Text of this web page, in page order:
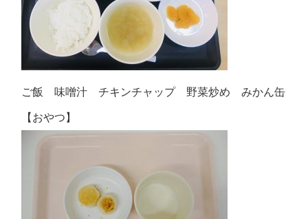
ご飯 味噌汁 チキンチャップ 野菜炒め みかん缶
【おやつ】